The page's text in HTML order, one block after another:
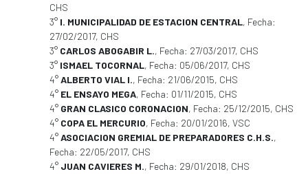
CHS
3° I. MUNICIPALIDAD DE ESTACION CENTRAL, Fecha:
27/02/2017, CHS
3° CARLOS ABOGABIR L., Fecha: 27/03/2017, CHS
3° ISMAEL TOCORNAL, Fecha: 05/06/2017, CHS
4°ALBERTO VIAL I., Fecha: 21/06/2015, CHS
4° EL ENSAYO MEGA, Fecha: 01/11/2015, CHS
4° GRAN CLASICO CORONACION, Fecha: 25/12/2015, CHS
4° COPA EL MERCURIO, Fecha: 20/01/2016, VSC
4°ASOCIACION GREMIAL DE PREPARADORES C.H.S.,
Fecha: 22/05/2017, CHS
4° JUAN CAVIERES M., Fecha: 29/01/2018, CHS